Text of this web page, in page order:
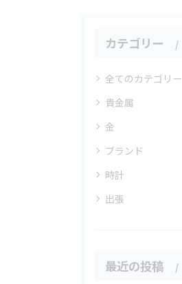
カテゴリー
全てのカテゴリー
貴金属
金
ブランド
時計
出張
最近の投稿